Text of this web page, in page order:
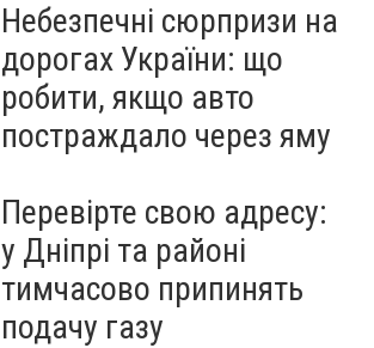
Небезпечні сюрпризи на
дорогах України: що
робити, якщо авто
постраждало через яму
Перевірте свою адресу:
у Дніпрі та районі
тимчасово припинять
подачу газу